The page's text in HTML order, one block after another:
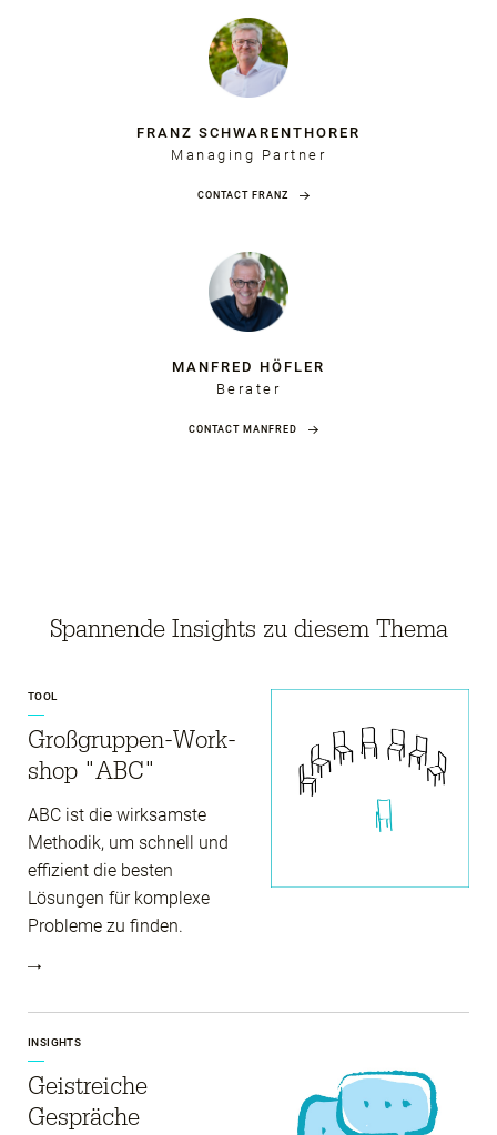
FRANZ SCHWARENTHORER
Managing Partner
CONTACT FRANZ
MANFRED HÖFLER
Berater
CONTACT MANFRED
Spannende Insights zu diesem Thema
TOOL
Groß­gruppen-Work­
shop "ABC"
ABC ist die wirksamste
Methodik, um schnell und
effizient die besten
Lösungen für komplexe
Probleme zu finden.
INSIGHTS
Geistreiche
Gespräche